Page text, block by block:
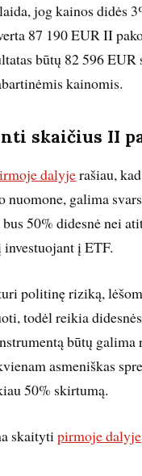
jog kainos didės
87 190 EUR II
būtų 82 596 EUR
kainomis.
skaičius II
dalyjerašiau,
nuomone, galima
bus 50% didesnė nei
į ETF.
politinę riziką,
todėl reikia
būtų
asmeniškas
50% skirtumą.
skaitytipirmoje dalyje